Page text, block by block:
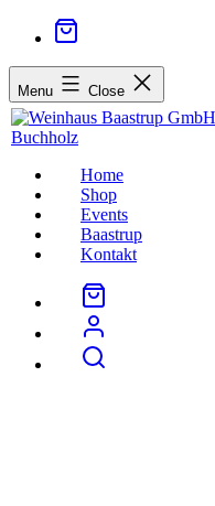
Menu Close
Home
Shop
Events
Baastrup
Kontakt